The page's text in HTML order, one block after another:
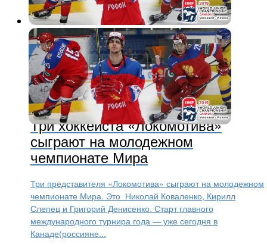
Молодежный хоккей8 лет назад
Три хоккеиста «Локомотива»
сыграют на молодежном
чемпионате Мира
Три представителя «Локомотива» сыграют на молодежном
чемпионате Мира. Это Николай Коваленко, Кирилл
Слепец и Григорий Денисенко. Старт главного
международного турнира года — уже сегодня в
Канаде(россияне...